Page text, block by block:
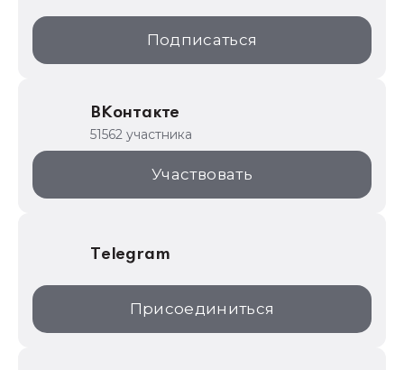
1С:Образование
ИТС.1C.ru
1С:Торговая площадка
Подписаться
ВКонтакте
51562 участника
Участвовать
Telegram
Присоединиться